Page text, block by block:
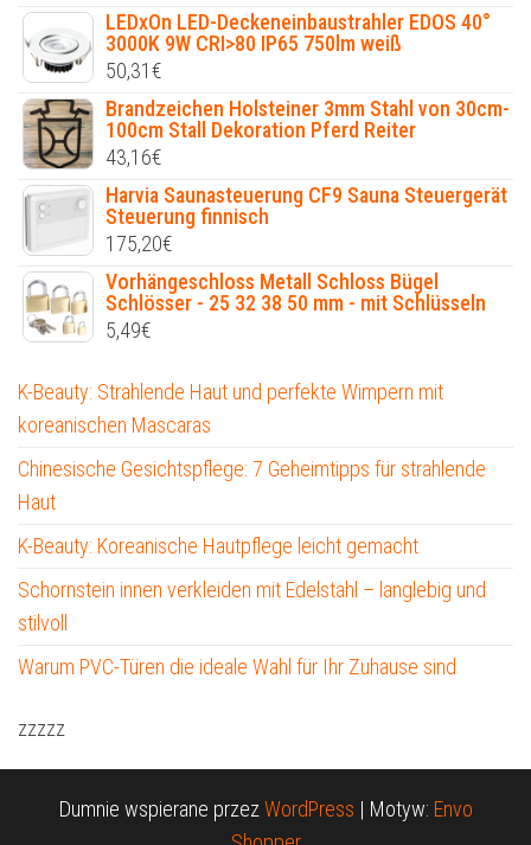
LEDxOn LED-Deckeneinbaustrahler EDOS 40°
3000K 9W CRI>80 IP65 750lm weiß
50,31€
Brandzeichen Holsteiner 3mm Stahl von 30cm-
100cm Stall Dekoration Pferd Reiter
43,16€
Harvia Saunasteuerung CF9 Sauna Steuergerät
Steuerung finnisch
175,20€
Vorhängeschloss Metall Schloss Bügel
Schlösser - 25 32 38 50 mm - mit Schlüsseln
5,49€
K-Beauty: Strahlende Haut und perfekte Wimpern mit
koreanischen Mascaras
Chinesische Gesichtspflege: 7 Geheimtipps für strahlende
Haut
K-Beauty: Koreanische Hautpflege leicht gemacht
Schornstein innen verkleiden mit Edelstahl – langlebig und
stilvoll
Warum PVC-Türen die ideale Wahl für Ihr Zuhause sind
zzzzz
Dumnie wspierane przezWordPress | Motyw: Envo